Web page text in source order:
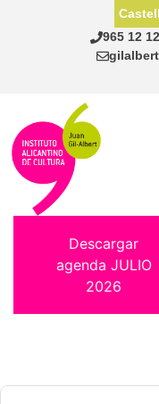
965 12
Descargar
agenda JULIO
2026